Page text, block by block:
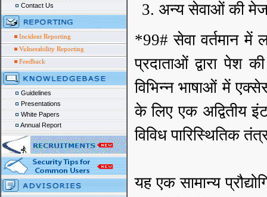
Contact Us
Incident Reporting
Vulnerability Reporting
Feedback
Guidelines
Presentations
White Papers
Annual Report
अन्य सेवाओं की
*99# सेवा वर्तमान
प्रदाताओं द्वारा पेश
विभिन्न भाषाओं में
के लिए एक अद्वितीय
विविध पारिस्थितिक
यह एक सामान्य